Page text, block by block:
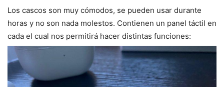
Los cascos son muy cómodos, se pueden usar durante
horas y no son nada molestos. Contienen un panel táctil en
cada el cual nos permitirá hacer distintas funciones: